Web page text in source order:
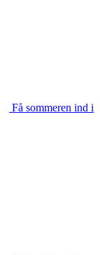
Få sommeren ind i